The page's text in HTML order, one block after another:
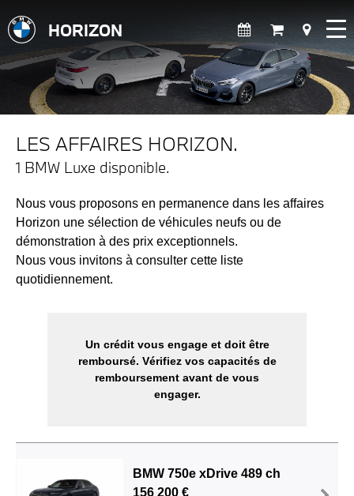
HORIZON
LES AFFAIRES HORIZON.
1 BMW Luxe disponible.
Nous vous proposons en permanence dans les affaires
Horizon une sélection de véhicules neufs ou de
démonstration à des prix exceptionnels.
Nous vous invitons à consulter cette liste
quotidiennement.
Un crédit vous engage et doit être
remboursé. Vérifiez vos capacités de
remboursement avant de vous
engager.
BMW 750e xDrive 489 ch
156 200 €